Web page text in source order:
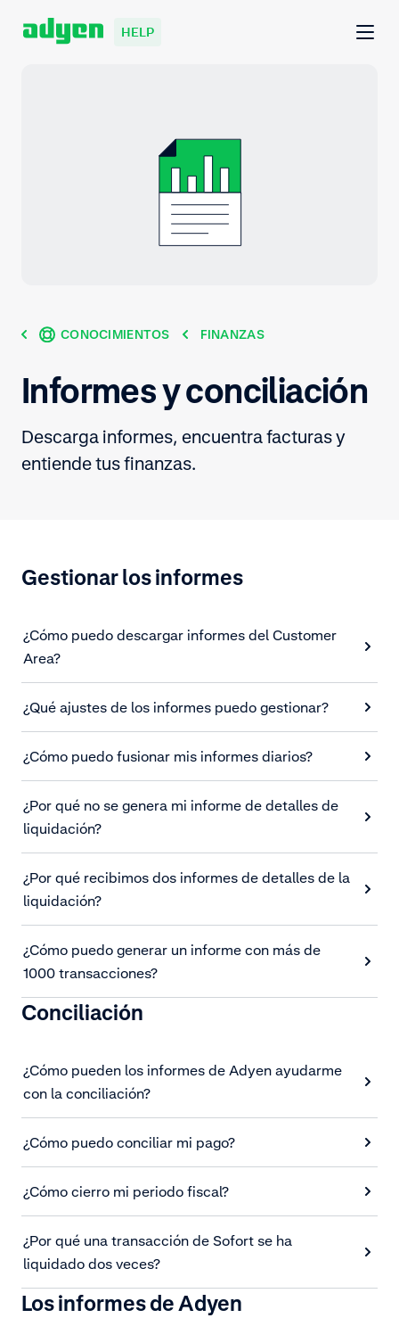
HELP
CONOCIMIENTOS FINANZAS
Informes y conciliación
Descarga informes, encuentra facturas y
entiende tus finanzas.
Gestionar los informes
¿Cómo puedo descargar informes del Customer
Area?
¿Qué ajustes de los informes puedo gestionar?
¿Cómo puedo fusionar mis informes diarios?
¿Por qué no se genera mi informe de detalles de
liquidación?
¿Por qué recibimos dos informes de detalles de la
liquidación?
¿Cómo puedo generar un informe con más de
1000 transacciones?
Conciliación
¿Cómo pueden los informes de Adyen ayudarme
con la conciliación?
¿Cómo puedo conciliar mi pago?
¿Cómo cierro mi periodo fiscal?
¿Por qué una transacción de Sofort se ha
liquidado dos veces?
Los informes de Adyen